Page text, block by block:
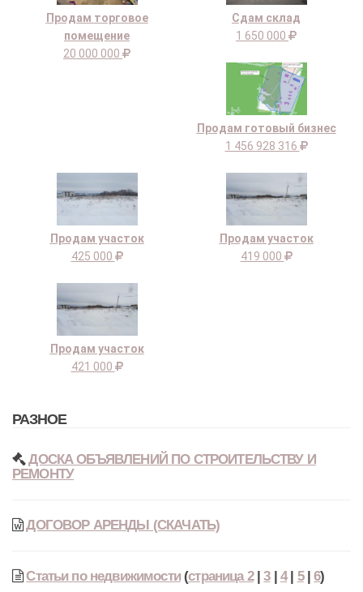
Продам торговое
помещение
20 000 000
Сдам склад
1 650 000
Продам готовый бизнес
1 456 928 316
Продам участок
425 000
Продам участок
419 000
Продам участок
421 000
РАЗНОЕ
ДОСКА ОБЪЯВЛЕНИЙ ПО СТРОИТЕЛЬСТВУ И
РЕМОНТУ
ДОГОВОР АРЕНДЫ (СКАЧАТЬ)
Статьи по недвижимости(страница 2|3| 4| 5|6)